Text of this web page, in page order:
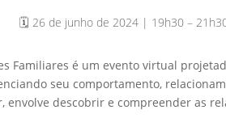
🗓️ 26 de junho de 2024 | 19h30 –
Familiares é um evento virtual
seu comportamento,
descobrir e compreender as